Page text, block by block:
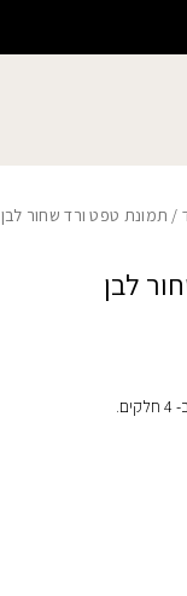
/ תמונת טפט ורד שחור לבן
לבן